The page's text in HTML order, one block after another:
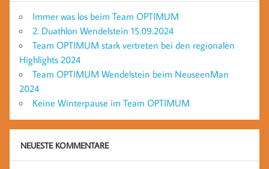
Immer was los beim Team OPTIMUM
2. Duathlon Wendelstein 15.09.2024
Team OPTIMUM stark vertreten bei den regionalen
Highlights 2024
Team OPTIMUM Wendelstein beim NeuseenMan
2024
Keine Winterpause im Team OPTIMUM
NEUESTE KOMMENTARE